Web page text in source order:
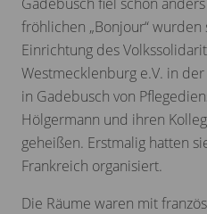
fröhlichen „Bonjour“
Einrichtung des
Westmecklenburg e.V. in
in Gadebusch von
Hölgermann und ihren
geheißen. Erstmalig hatten
Frankreich organisiert.
Die Räume waren mit